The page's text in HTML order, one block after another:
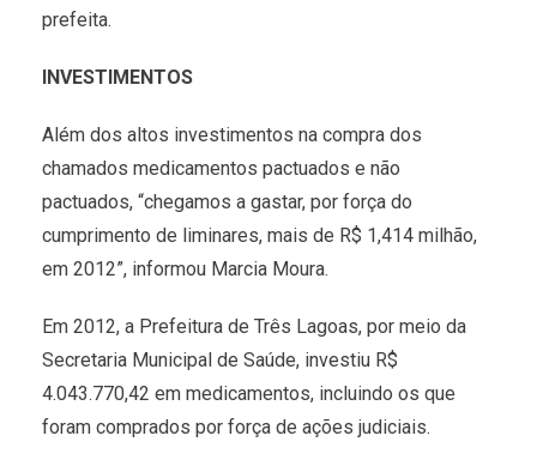
prefeita.
INVESTIMENTOS
Além dos altos investimentos na compra dos
chamados medicamentos pactuados e não
pactuados, “chegamos a gastar, por força do
cumprimento de liminares, mais de R$ 1,414 milhão,
em 2012”, informou Marcia Moura.
Em 2012, a Prefeitura de Três Lagoas, por meio da
Secretaria Municipal de Saúde, investiu R$
4.043.770,42 em medicamentos, incluindo os que
foram comprados por força de ações judiciais.